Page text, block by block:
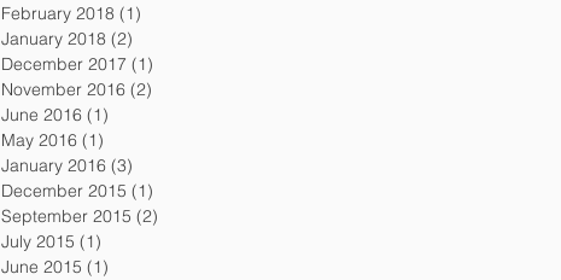
February 2018 (1)
January 2018 (2)
December 2017 (1)
November 2016 (2)
June 2016 (1)
May 2016 (1)
January 2016 (3)
December 2015 (1)
September 2015 (2)
July 2015 (1)
June 2015 (1)